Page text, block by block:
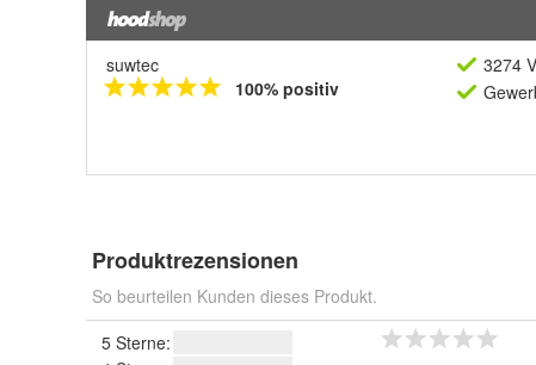
suwtec
100% positiv
3274
Produktrezensionen
So beurteilen Kunden dieses Produkt.
5 Sterne: